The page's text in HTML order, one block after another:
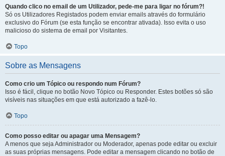
Quando clico no email de um Utilizador, pede-me para ligar no fórum?!
Só os Utilizadores Registados podem enviar emails através do formulário
exclusivo do Fórum (se esta função se encontrar ativada). Isso evita o uso
malicioso do sistema de email por Visitantes.
Topo
Sobre as Mensagens
Como crio um Tópico ou respondo num Fórum?
Isso é fácil, clique no botão Novo Tópico ou Responder. Estes botões só são
visíveis nas situações em que está autorizado a fazê-lo.
Topo
Como posso editar ou apagar uma Mensagem?
A menos que seja Administrador ou Moderador, apenas pode editar ou excluir
as suas próprias mensagens. Pode editar a mensagem clicando no botão de